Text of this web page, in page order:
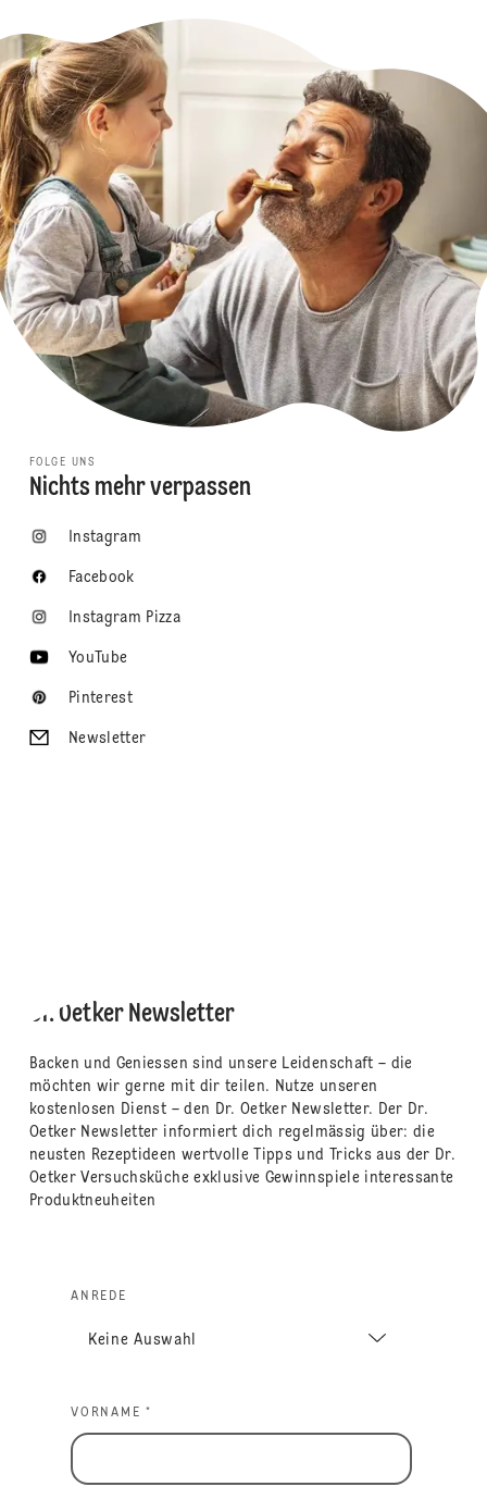
FOLGE UNS
Nichts mehr verpassen
Instagram
Facebook
Instagram Pizza
YouTube
Pinterest
Newsletter
Dr. Oetker Newsletter
Backen und Geniessen sind unsere Leidenschaft – die
möchten wir gerne mit dir teilen. Nutze unseren
kostenlosen Dienst – den Dr. Oetker Newsletter. Der Dr.
Oetker Newsletter informiert dich regelmässig über: die
neusten Rezeptideen wertvolle Tipps und Tricks aus der Dr.
Oetker Versuchsküche exklusive Gewinnspiele interessante
Produktneuheiten
ANREDE
VORNAME *